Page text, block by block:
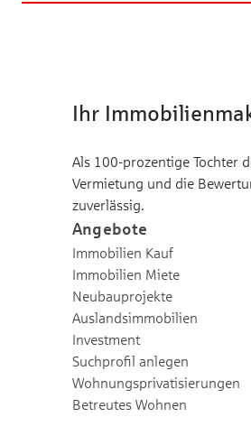
Ihr
Als 100-prozentige Tochter
Vermietung und die
zuverlässig.
Angebote
Immobilien Kauf
Immobilien Miete
Neubauprojekte
Auslandsimmobilien
Investment
Suchprofil anlegen
Wohnungsprivatisierungen
Betreutes Wohnen